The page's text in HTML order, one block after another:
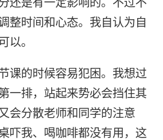
整时间和心态。我自认为自
以。
课的时候容易犯困。我想过
一排，站起来势必会挡住其
会分散老师和同学的注意
吓我、喝咖啡都没有用，这